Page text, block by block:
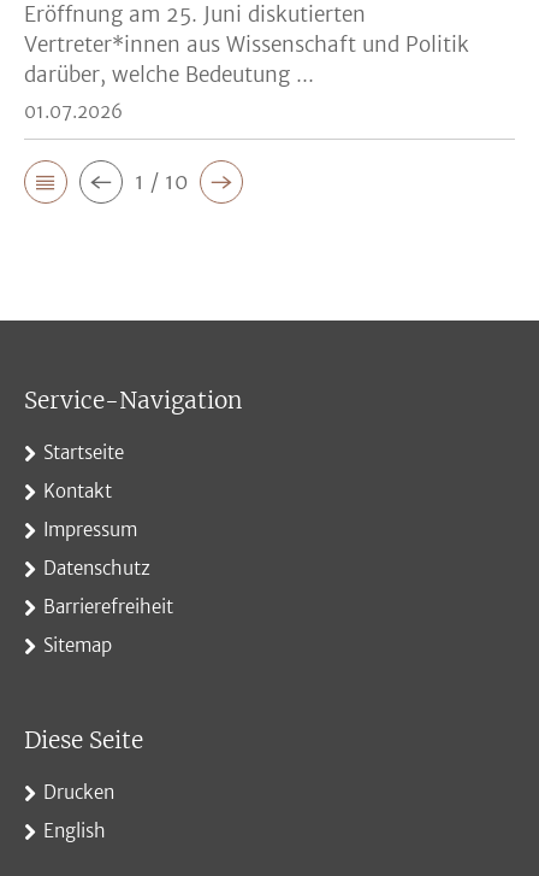
Eröffnung am 25. Juni diskutierten
Vertreter*innen aus Wissenschaft und Politik
darüber, welche Bedeutung ...
01.07.2026
1 / 10
Service-Navigation
Startseite
Kontakt
Impressum
Datenschutz
Barrierefreiheit
Sitemap
Diese Seite
Drucken
English